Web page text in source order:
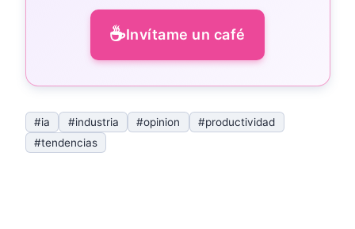
☕Invítame un café
#ia #industria #opinion
#productividad
#tendencias